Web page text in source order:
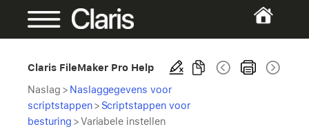
Claris FileMaker Pro Help
Naslag > Naslaggegevens voor
scriptstappen > Scriptstappen voor
besturing >Variabele instellen